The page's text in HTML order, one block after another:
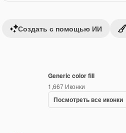
Generic color fill
1,667 Иконки
Посмотреть все иконки
Создать с помощью ИИ